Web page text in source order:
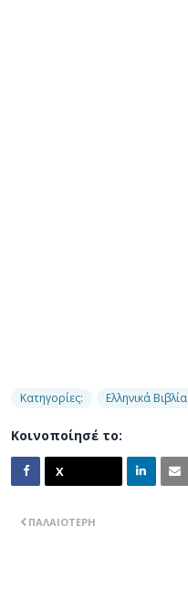
Κατηγορίες: Ελληνικά Βιβλία
Κοινοποίησέ το:
ΠΑΛΑΙΌΤΕΡΗ